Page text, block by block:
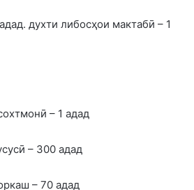
духти либосҳои мактабӣ – 1
– 1 адад
– 300 адад
– 70 адад